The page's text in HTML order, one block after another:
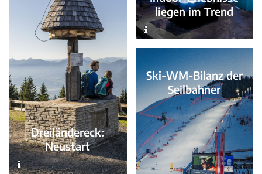
Dreiländereck:
Neustart
liegen im Trend
Ski-WM-Bilanz der
Seilbahner